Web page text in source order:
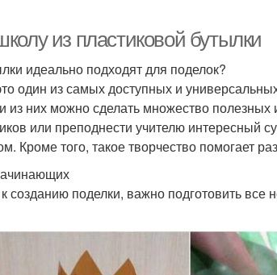
из пластиковой бутылки
идеально подходят для поделок?
один из самых доступных и
из них можно сделать множество
или преподнести учителю интересный
Кроме того, такое творчество помогает
созданию поделки, важно подготовить